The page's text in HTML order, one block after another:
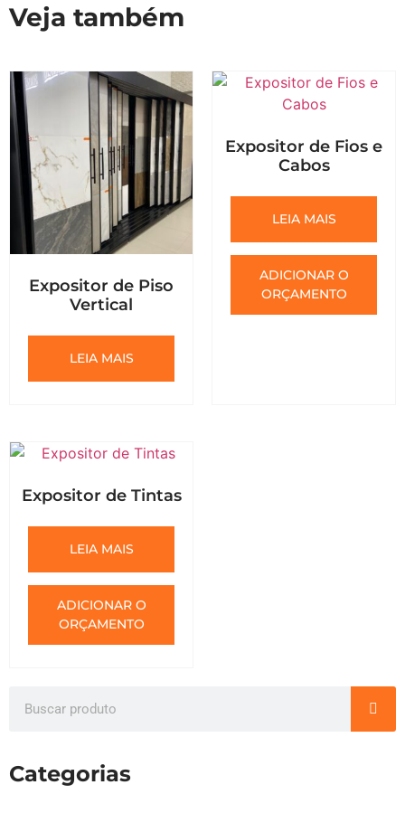
Veja também
Expositor de Piso
Vertical
LEIA MAIS
Expositor de Fios e
Cabos
LEIA MAIS
ADICIONAR O
ORÇAMENTO
Expositor de Tintas
LEIA MAIS
ADICIONAR O
ORÇAMENTO
Categorias